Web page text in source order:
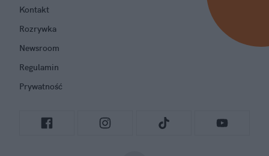
Kontakt
Rozrywka
Newsroom
Regulamin
Prywatność